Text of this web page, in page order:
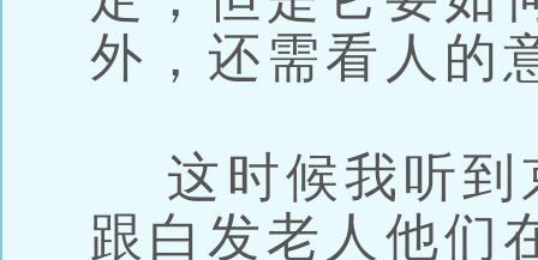
外，还需看人的
这时候我听到
跟白发老人他们